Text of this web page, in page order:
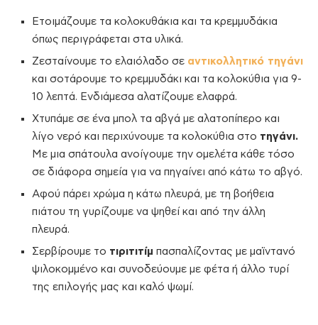
Ετοιμάζουμε τα κολοκυθάκια και τα κρεμμυδάκια
όπως περιγράφεται στα υλικά.
Ζεσταίνουμε το ελαιόλαδο σε αντικολλητικό τηγάνι
και σοτάρουμε το κρεμμυδάκι και τα κολοκύθια για 9-
10 λεπτά. Ενδιάμεσα αλατίζουμε ελαφρά.
Χτυπάμε σε ένα μπολ τα αβγά με αλατοπίπερο και
λίγο νερό και περιχύνουμε τα κολοκύθια στο τηγάνι.
Με μια σπάτουλα ανοίγουμε την ομελέτα κάθε τόσο
σε διάφορα σημεία για να πηγαίνει από κάτω το αβγό.
Αφού πάρει χρώμα η κάτω πλευρά, με τη βοήθεια
πιάτου τη γυρίζουμε να ψηθεί και από την άλλη
πλευρά.
Σερβίρουμε το τιριτιτίμ πασπαλίζοντας με μαϊντανό
ψιλοκομμένο και συνοδεύουμε με φέτα ή άλλο τυρί
της επιλογής μας και καλό ψωμί.